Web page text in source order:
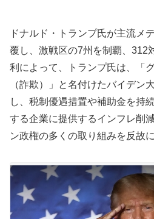
ドナルド・トランプ氏が主流メ
覆し、激戦区の7州を制覇、312
利によって、トランプ氏は、「
（詐欺）」と名付けたバイデン
し、税制優遇措置や補助金を持
する企業に提供するインフレ削
ン政権の多くの取り組みを反故